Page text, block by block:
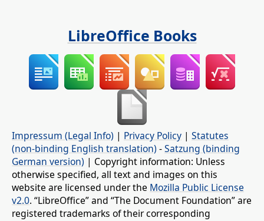
LibreOffice Books
Impressum (Legal Info) | Privacy Policy | Statutes
(non-binding English translation) -Satzung (binding
German version) | Copyright information: Unless
otherwise specified, all text and images on this
website are licensed under the Mozilla Public License
v2.0. “LibreOffice” and “The Document Foundation” are
registered trademarks of their corresponding